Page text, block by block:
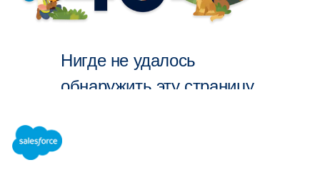
Нигде не удалось
обнаружить эту страницу.